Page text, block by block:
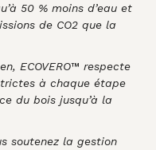
50 % moins d’eau et
de CO2 que la
ECOVERO™ respecte
à chaque étape
du bois jusqu’à la
soutenez la gestion